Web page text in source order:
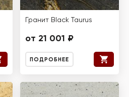
Гранит Black Taurus
от 21 001 ₽
ПОДРОБНЕЕ